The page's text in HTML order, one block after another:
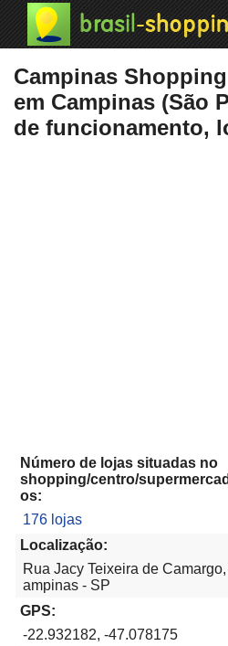
Campinas
em Campinas (São
de funcionamento,
Número de lojas situadas no
shopping/centro/
os:
176 lojas
Localização:
Rua Jacy Teixeira de
ampinas - SP
GPS:
-22.932182, -47.078175